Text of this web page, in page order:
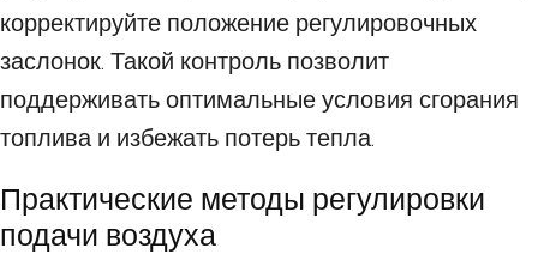
корректируйте положение регулировочных
заслонок. Такой контроль позволит
поддерживать оптимальные условия сгорания
топлива и избежать потерь тепла.
Практические методы регулировки
подачи воздуха